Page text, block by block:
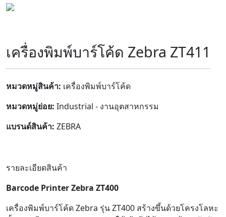
เครื่องพิมพ์บาร์โค้ด Zebra ZT411
หมวดหมู่สินค้า: เครื่องพิมพ์บาร์โค้ด
หมวดหมู่ย่อย: Industrial - งานอุตสาหกรรม
แบรนด์สินค้า: ZEBRA
รายละเอียดสินค้า
Barcode Printer Zebra ZT400
เครื่องพิมพ์บาร์โค้ด Zebra รุ่น ZT400 สร้างขึ้นด้วยโครงโลหะ